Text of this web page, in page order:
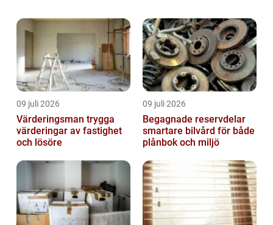
kvantitativa mätningarna som används för
att bedöma d...
09 juli 2026
Värderingsman trygga
värderingar av fastighet
och lösöre
09 juli 2026
Begagnade reservdelar
smartare bilvård för både
plånbok och miljö